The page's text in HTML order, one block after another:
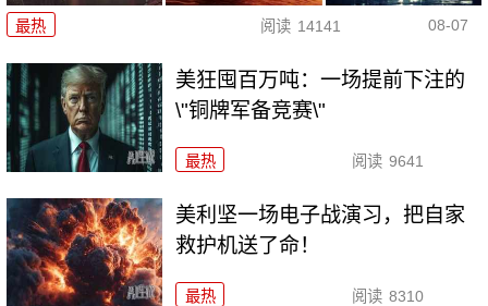
最热 阅读 14141 08-07
美狂囤百万吨：一场提前下注的
\"铜牌军备竞赛\"
最热 阅读 9641
美利坚一场电子战演习，把自家
救护机送了命！
最热 阅读 8310